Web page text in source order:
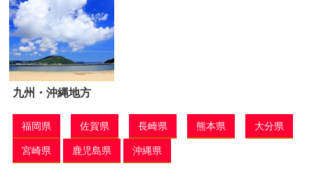
九州・沖縄地方
福岡県 佐賀県 長崎県 熊本県
大分県
宮崎県
鹿児島県 沖縄県